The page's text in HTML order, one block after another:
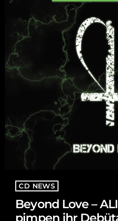
CD NEWS
Beyond Love –
pimpen ihr